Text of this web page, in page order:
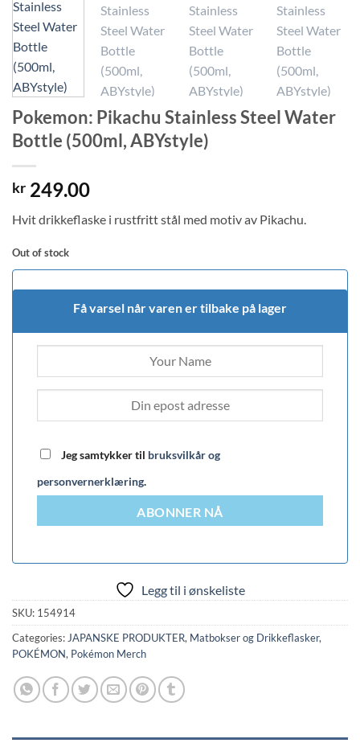
Pokemon: Pikachu Stainless Steel Water
Bottle (500ml, ABYstyle)
kr 249.00
Hvit drikkeflaske i rustfritt stål med motiv av Pikachu.
Out of stock
Få varsel når varen er tilbake på lager
Jeg samtykker til bruksvilkår og
personvernerklæring.
ABONNER NÅ
Legg til i ønskeliste
SKU: 154914
Categories: JAPANSKE PRODUKTER, Matbokser og Drikkeflasker,
POKÉMON, Pokémon Merch